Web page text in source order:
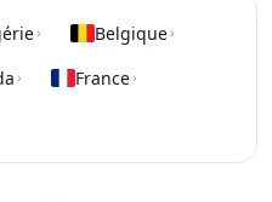
› Belgique›
› France›